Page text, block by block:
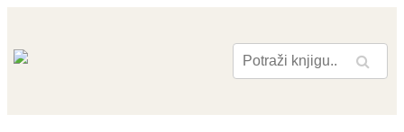
Pretraga